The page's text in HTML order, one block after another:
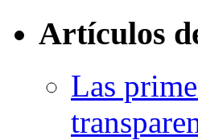
Artículos
Las